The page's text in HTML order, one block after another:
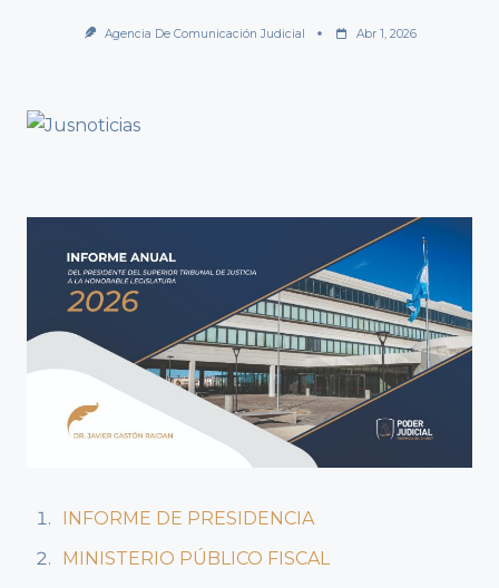
Agencia De Comunicación Judicial Abr 1, 2026
INFORME DE PRESIDENCIA
MINISTERIO PÚBLICO FISCAL